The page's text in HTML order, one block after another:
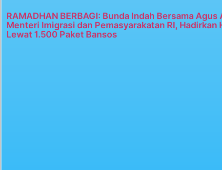
RAMADHAN BERBAGI: Bunda Indah Bersama
Menteri Imigrasi dan Pemasyarakatan RI, Hadirkan
Lewat 1.500 Paket Bansos